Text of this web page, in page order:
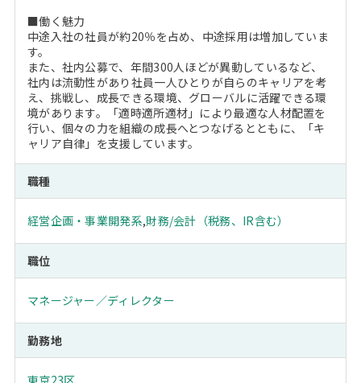
■働く魅力
中途入社の社員が約20％を占め、中途採用は増加していま
す。
また、社内公募で、年間300人ほどが異動しているなど、
社内は流動性があり社員一人ひとりが自らのキャリアを考
え、挑戦し、成長できる環境、グローバルに活躍できる環
境があります。「適時適所適材」により最適な人材配置を
行い、個々の力を組織の成長へとつなげるとともに、「キ
ャリア自律」を支援しています。
職種
経営企画・事業開発系,財務/会計（税務、IR含む）
職位
マネージャー／ディレクター
勤務地